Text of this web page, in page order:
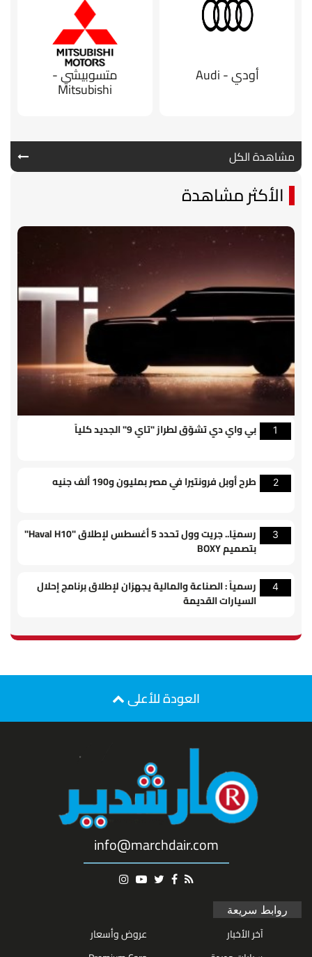
أودي - Audi متسوبيشي -
Mitsubishi
مشاهدة الكل
الأكثر مشاهدة
1 بي واي دي تشوّق لطراز "تاي 9" الجديد كلياً
2 طرح أوبل فرونتيرا في مصر بمليون و190 ألف جنيه
3
رسميًا.. جريت وول تحدد 5 أغسطس لإطلاق "Haval H10"
بتصميم BOXY
4
رسمياً : الصناعة والمالية يجهزان لإطلاق برنامج إحلال
السيارات القديمة
العودة للأعلى
info@marchdair.com
روابط سريعة
آخر الأخبار
عروض وأسعار